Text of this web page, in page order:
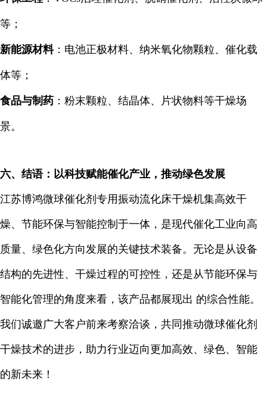
等；
新能源材料：电池正极材料、纳米氧化物颗粒、催化载
体等；
食品与制药 ：粉末颗粒、结晶体、片状物料等干燥场
景。
六、结语：以科技赋能催化产业，推动绿色发展
江苏博鸿微球催化剂专用振动流化床干燥机集高效干
燥、节能环保与智能控制于一体，是现代催化工业向高
质量、绿色化方向发展的关键技术装备。无论是从设备
结构的先进性、干燥过程的可控性，还是从节能环保与
智能化管理的角度来看，该产品都展现出 的综合性能。
我们诚邀广大客户前来考察洽谈，共同推动微球催化剂
干燥技术的进步，助力行业迈向更加高效、绿色、智能
的新未来！